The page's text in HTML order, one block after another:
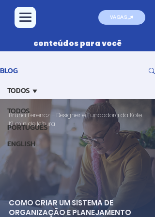
VAGAS
conteúdos para você
BLOG
TODOS
PORTUGUÊS
ENGLISH
TODOS
COMO CRIAR UM SISTEMA DE
ORGANIZAÇÃO E PLANEJAMENTO
Bruna Ferencz – Designer e Fundadora da Kofe Design
12 min de leitura